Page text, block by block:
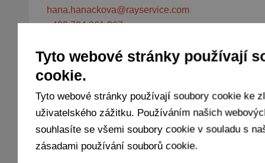
hana.hanackova@rayservice.com
+420 724 961 267
Zuzana Štyksová
Tyto webové stránky používají
cookie.
Tyto webové stránky používají soubory cookie ke
uživatelského zážitku. Používáním našich
souhlasíte se všemi soubory cookie v souladu s
zásadami používání souborů cookie.